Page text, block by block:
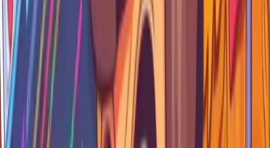
Al darle clic, se ejecuta la funcion que creamos.